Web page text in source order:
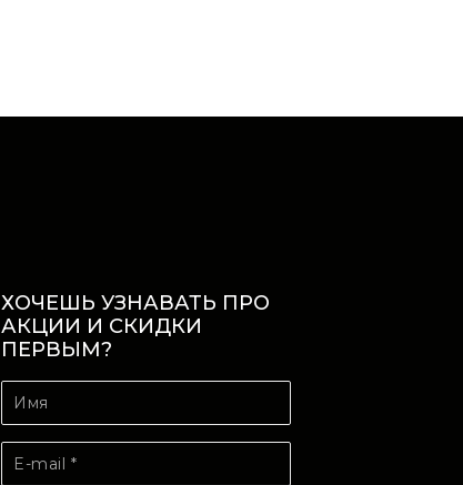
ХОЧЕШЬ УЗНАВАТЬ ПРО
АКЦИИ И СКИДКИ
ПЕРВЫМ?